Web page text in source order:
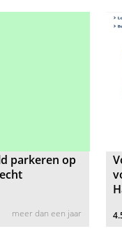
parkeren op
meer dan een jaar